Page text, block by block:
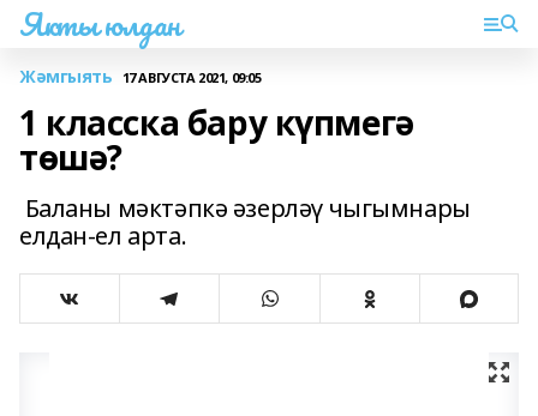
Якты юлдан
Жәмгыять 17 АВГУСТА 2021, 09:05
1 класска бару күпмегә
төшә?
Баланы мәктәпкә әзерләү чыгымнары
елдан-ел арта.